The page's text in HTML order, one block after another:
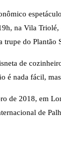
na Vila
do Plantão
de
é nada fácil,
de 2018, em
de